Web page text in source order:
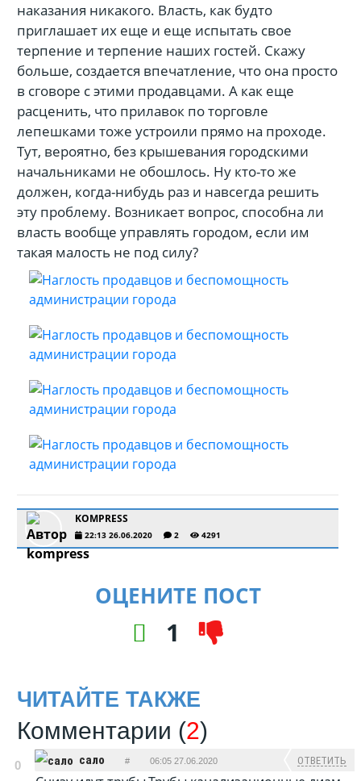
наказания никакого. Власть, как будто
приглашает их еще и еще испытать свое
терпение и терпение наших гостей. Скажу
больше, создается впечатление, что она просто
в сговоре с этими продавцами. А как еще
расценить, что прилавок по торговле
лепешками тоже устроили прямо на проходе.
Тут, вероятно, без крышевания городскими
начальниками не обошлось. Ну кто-то же
должен, когда-нибудь раз и навсегда решить
эту проблему. Возникает вопрос, способна ли
власть вообще управлять городом, если им
такая малость не под силу?
KOMPRESS
22:13 26.06.2020 2 4291
ОЦЕНИТЕ ПОСТ
1
ЧИТАЙТЕ ТАКЖЕ
Комментарии (2)
0 сало # 06:05 27.06.2020 ОТВЕТИТЬ